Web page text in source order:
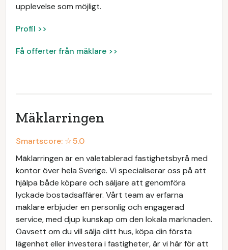
upplevelse som möjligt.
Profil >>
Få offerter från mäklare >>
Mäklarringen
Smartscore: ☆5.0
Mäklarringen är en väletablerad fastighetsbyrå med
kontor över hela Sverige. Vi specialiserar oss på att
hjälpa både köpare och säljare att genomföra
lyckade bostadsaffärer. Vårt team av erfarna
mäklare erbjuder en personlig och engagerad
service, med djup kunskap om den lokala marknaden.
Oavsett om du vill sälja ditt hus, köpa din första
lägenhet eller investera i fastigheter, är vi här för att